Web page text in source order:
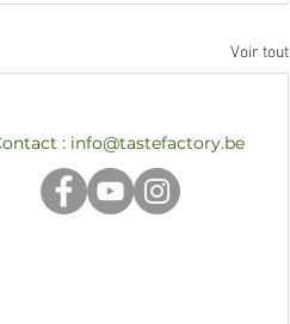
Voir tout
: info@tastefactory.be